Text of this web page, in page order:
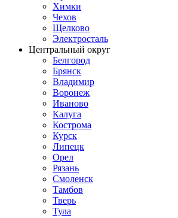
Химки
Чехов
Щелково
Электросталь
Центральный округ
Белгород
Брянск
Владимир
Воронеж
Иваново
Калуга
Кострома
Курск
Липецк
Орел
Рязань
Смоленск
Тамбов
Тверь
Тула